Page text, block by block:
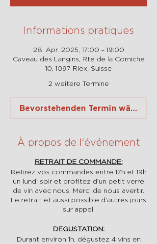
Informations pratiques
28. Apr. 2025, 17:00 – 19:00
Caveau des Langins, Rte de la Corniche
10, 1097 Riex, Suisse
2 weitere Termine
Bevorstehenden Termin wählen
À propos de l'événement
RETRAIT DE COMMANDE:
Retirez vos commandes entre 17h et 19h
un lundi soir et profitez d'un petit verre
de vin avec nous. Merci de nous avertir.
Le retrait et aussi possible d'autres jours
sur appel.
DEGUSTATION:
Durant environ 1h, dégustez 4 vins en